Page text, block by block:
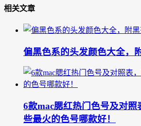
相关文章
偏黑色系的头发颜色大全，
6款mac腮红热门色号及对照
些最火的色号哪款好！